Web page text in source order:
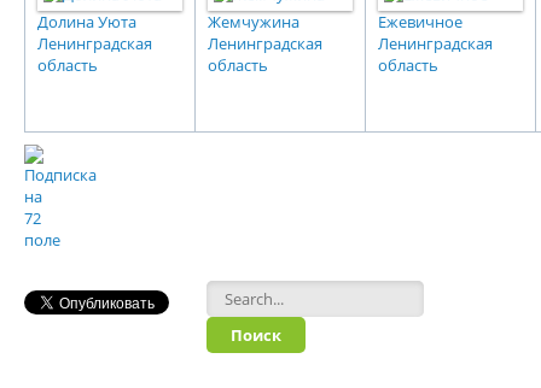
Долина Уюта
Ленинградская
область
Жемчужина
Ленинградская
область
Ежевичное
Ленинградская
область
Форма поиска